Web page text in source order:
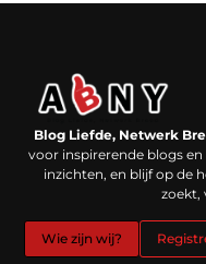
Blog Liefde, Netwerk
voor inspirerende blogs
inzichten, en blijf op de
zoekt,
Wie zijn wij?